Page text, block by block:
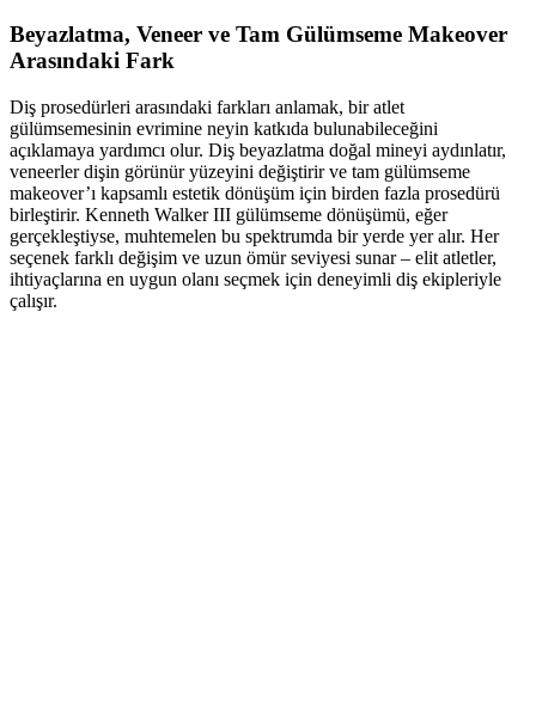
Beyazlatma, Veneer ve Tam Gülümseme Makeover
Arasındaki Fark
Diş prosedürleri arasındaki farkları anlamak, bir atlet
gülümsemesinin evrimine neyin katkıda bulunabileceğini
açıklamaya yardımcı olur. Diş beyazlatma doğal mineyi aydınlatır,
veneerler dişin görünür yüzeyini değiştirir ve tam gülümseme
makeover’ı kapsamlı estetik dönüşüm için birden fazla prosedürü
birleştirir. Kenneth Walker III gülümseme dönüşümü, eğer
gerçekleştiyse, muhtemelen bu spektrumda bir yerde yer alır. Her
seçenek farklı değişim ve uzun ömür seviyesi sunar – elit atletler,
ihtiyaçlarına en uygun olanı seçmek için deneyimli diş ekipleriyle
çalışır.